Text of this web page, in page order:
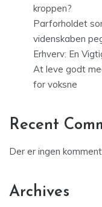
kroppen?
Parforholdet
videnskaben
Erhverv: En
At leve godt
for voksne
Recent
Der er ingen
Archives